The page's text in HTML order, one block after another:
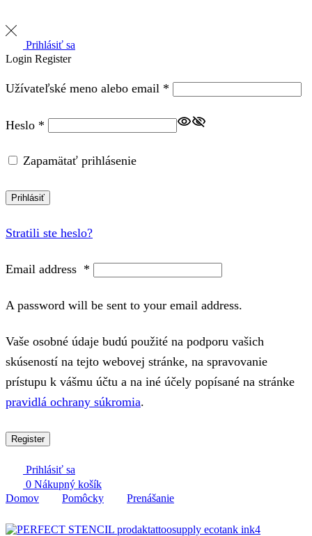
Prihlásiť sa
Login Register
Užívateľské meno alebo email * Required
Heslo * Required
Zapamätať prihlásenie
Prihlásiť
Stratili ste heslo?
Email address *
A password will be sent to your email address.
Vaše osobné údaje budú použité na podporu vašich
skúseností na tejto webovej stránke, na spravovanie
prístupu k vášmu účtu a na iné účely popísané na stránke
pravidlá ochrany súkromia.
Register
Prihlásiť sa
0 Nákupný košík
Domov
Pomôcky Prenášanie